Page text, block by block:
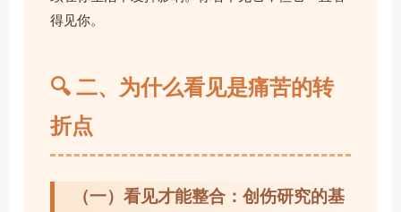
得见你。
🔍 二、为什么看见是痛苦的转
折点
（一）看见才能整合：创伤研究的基